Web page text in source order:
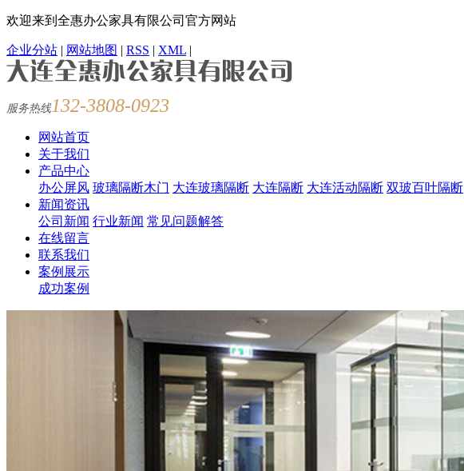
欢迎来到全惠办公家具有限公司官方网站
企业分站 | 网站地图 | RSS | XML |
服务热线 132-3808-0923
网站首页
关于我们
产品中心
办公屏风 玻璃隔断木门 大连玻璃隔断 大连隔断 大连活动隔断 双玻百叶隔断
新闻资讯
公司新闻 行业新闻 常见问题解答
在线留言
联系我们
案例展示
成功案例